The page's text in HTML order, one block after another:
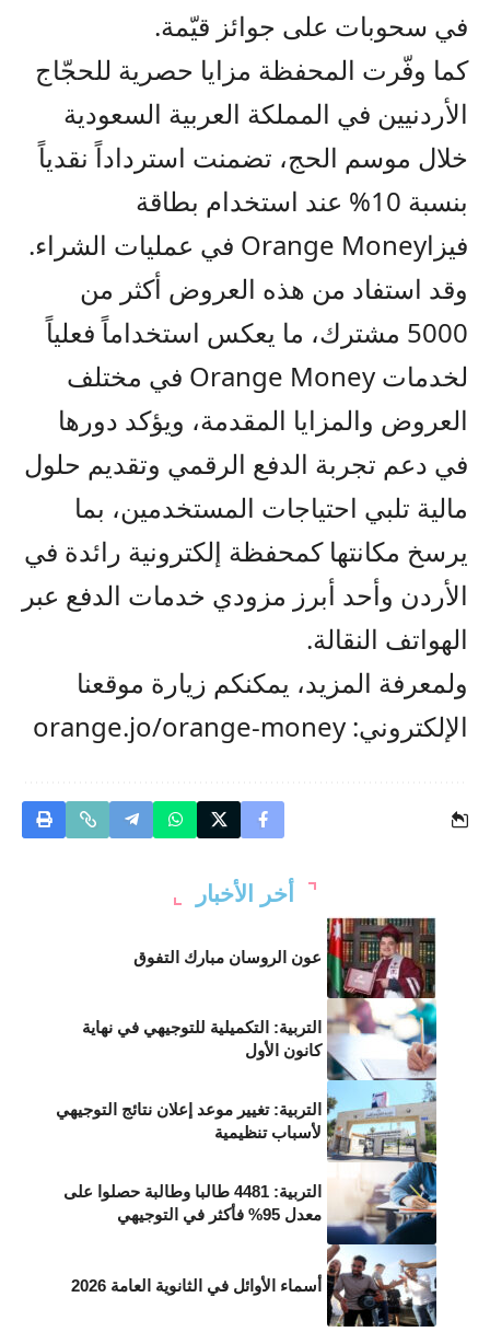
في سحوبات على جوائز قيّمة.
كما وفّرت المحفظة مزايا حصرية للحجّاج
الأردنيين في المملكة العربية السعودية
خلال موسم الحج، تضمنت استرداداً نقدياً
بنسبة 10%
عند استخدام بطاقة
فيزاOrange Money في عمليات الشراء.
وقد استفاد من هذه العروض أكثر من
5000 مشترك، ما يعكس استخداماً فعلياً
لخدمات Orange Money في مختلف
العروض والمزايا المقدمة، ويؤكد دورها
في دعم تجربة الدفع الرقمي وتقديم حلول
مالية تلبي احتياجات المستخدمين، بما
يرسخ مكانتها كمحفظة إلكترونية رائدة في
الأردن وأحد أبرز مزودي خدمات الدفع عبر
الهواتف النقالة.
ولمعرفة المزيد، يمكنكم زيارة موقعنا
الإلكتروني:
orange.jo/orange-money
أخر الأخبار
عون الروسان مبارك التفوق
التربية: التكميلية للتوجيهي في نهاية
كانون الأول
التربية: تغيير موعد إعلان نتائج التوجيهي
لأسباب تنظيمية
التربية: 4481 طالبا وطالبة حصلوا على
معدل 95% فأكثر في التوجيهي
أسماء الأوائل في الثانوية العامة 2026